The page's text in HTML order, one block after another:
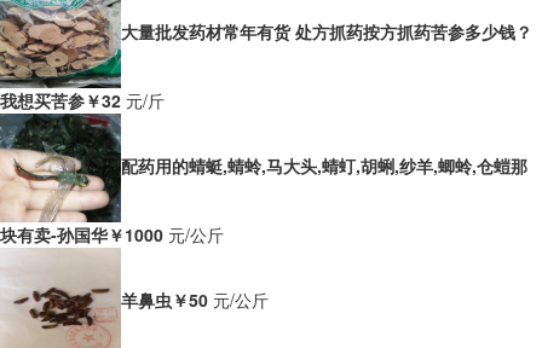
大量批发药材常年有货 处方抓药按方抓药苦参多少钱？
我想买苦参￥32 元/斤
配药用的蜻蜓,蜻蛉,马大头,蜻虰,胡蜊,纱羊,蝍蛉,仓螘那
块有卖-孙国华￥1000 元/公斤
羊鼻虫 ￥50 元/公斤